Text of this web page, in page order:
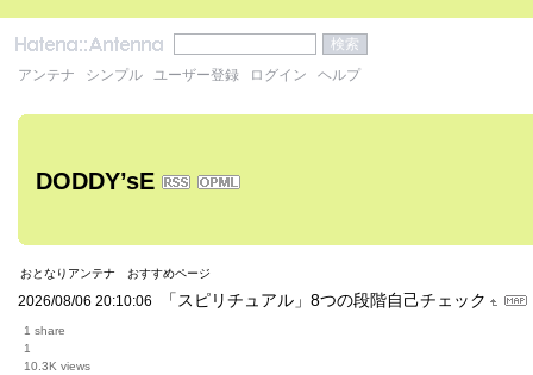
アンテナ シンプル ユーザー登録 ログイン ヘルプ
DODDY’sE
おとなりアンテナ おすすめページ
2026/08/06 20:10:06 「スピリチュアル」8つの段階自己チェック
1 share
1
10.3K views